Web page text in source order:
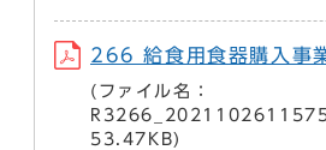
266 給食用食器購入事
(ファイル名：
53.47KB)